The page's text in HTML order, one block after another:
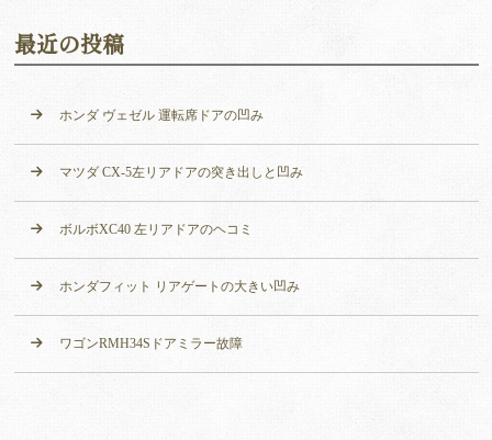
最近の投稿
ホンダ ヴェゼル 運転席ドアの凹み
マツダ CX-5左リアドアの突き出しと凹み
ボルボXC40 左リアドアのヘコミ
ホンダフィット リアゲートの大きい凹み
ワゴンRMH34Sドアミラー故障